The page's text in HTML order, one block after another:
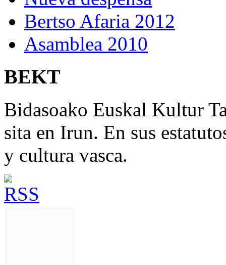
Bertso Afaria 2012
Asamblea 2010
BEKT
Bidasoako Euskal Kultur
sita en Irun. En sus
y cultura vasca.